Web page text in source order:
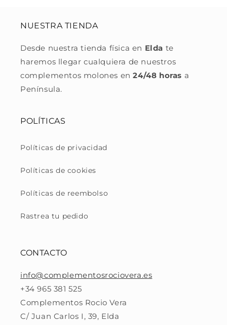
NUESTRA TIENDA
Desde nuestra tienda física en Elda te
haremos llegar cualquiera de nuestros
complementos molones en24/48 horas a
Península.
POLÍTICAS
Políticas de privacidad
Políticas de cookies
Políticas de reembolso
Rastrea tu pedido
CONTACTO
info@complementosrociovera.es
+34 965 381 525
Complementos Rocio Vera
C/ Juan Carlos I, 39, Elda